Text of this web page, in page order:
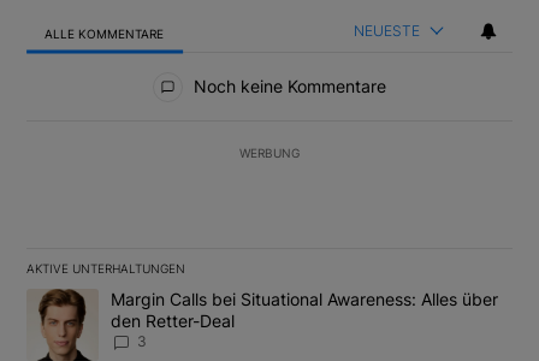
ALLE KOMMENTARE NEUESTE
Noch keine Kommentare
WERBUNG
AKTIVE UNTERHALTUNGEN
Das Folgende ist eine Liste der am meisten kommentierten
Ein Trendartikel mit dem Titel "Margin Calls bei Situational
Margin Calls bei Situational Awareness: Alles über
den Retter-Deal
3